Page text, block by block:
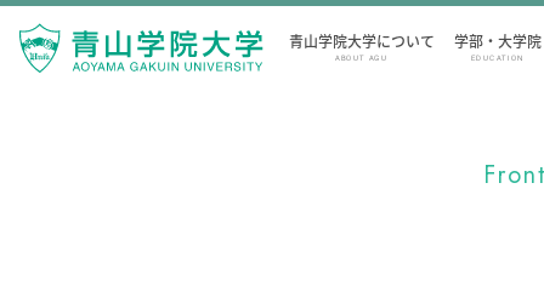
青山学院大学について
ABOUT AGU
学部・大学院
EDUCATION